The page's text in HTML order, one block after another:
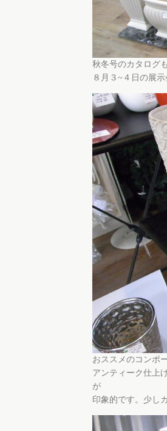
秋冬号のカタログ
８月３~４日の展
おススメのコンポ
アンティーク仕上
印象的です。少し